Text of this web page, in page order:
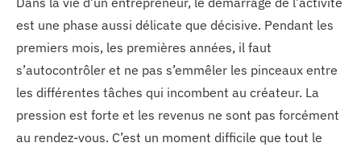
est une phase aussi délicate que décisive. Pendant les
premiers mois, les premières années, il faut
s’autocontrôler et ne pas s’emmêler les pinceaux entre
les différentes tâches qui incombent au créateur. La
pression est forte et les revenus ne sont pas forcément
au rendez-vous. C’est un moment difficile que tout le